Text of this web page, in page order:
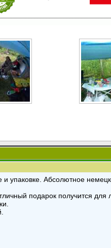
упаковке. Абсолютное
подарок получится для